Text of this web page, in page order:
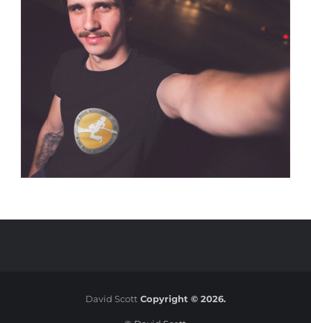
David ScottCopyright © 2026.